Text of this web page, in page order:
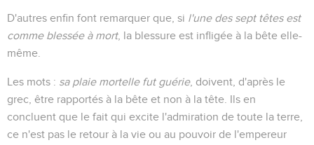
D'autres enfin font remarquer que, si l'une des sept têtes est
comme blessée à mort, la blessure est infligée à la bête elle-
même.
Les mots : sa plaie mortelle fut guérie, doivent, d'après le
grec, être rapportés à la bête et non à la tête. Ils en
concluent que le fait qui excite l'admiration de toute la terre,
ce n'est pas le retour à la vie ou au pouvoir de l'empereur